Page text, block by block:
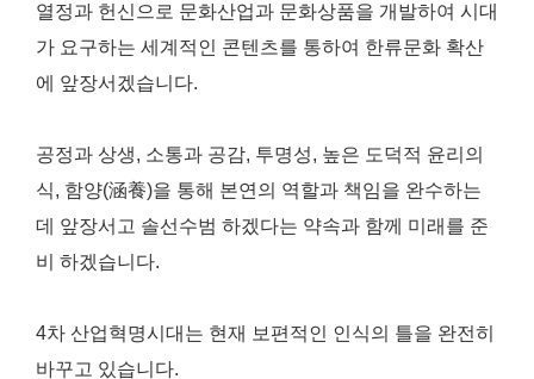
열정과 헌신으로 문화산업과 문화상품을 개발하여 시대
가 요구하는 세계적인 콘텐츠를 통하여 한류문화 확산
에 앞장서겠습니다.
공정과 상생, 소통과 공감, 투명성, 높은 도덕적 윤리의
식, 함양(涵養)을 통해 본연의 역할과 책임을 완수하는
데 앞장서고 솔선수범 하겠다는 약속과 함께 미래를 준
비 하겠습니다.
4차 산업혁명시대는 현재 보편적인 인식의 틀을 완전히
바꾸고 있습니다.